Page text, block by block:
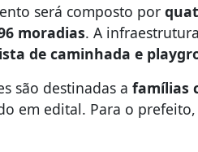
será composto por
moradias. A
de caminhada e
são destinadas a famílias
em edital. Para o